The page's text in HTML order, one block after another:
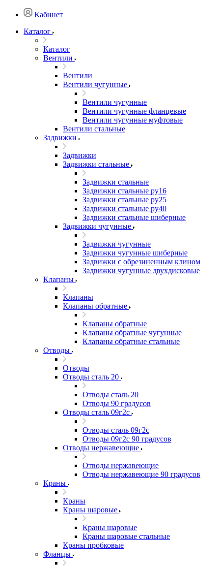
Кабинет
Каталог
Каталог
Вентили
Вентили
Вентили чугунные
Вентили чугунные
Вентили чугунные фланцевые
Вентили чугунные муфтовые
Вентили стальные
Задвижки
Задвижки
Задвижки стальные
Задвижки стальные
Задвижки стальные ру16
Задвижки стальные ру25
Задвижки стальные ру40
Задвижки стальные шиберные
Задвижки чугунные
Задвижки чугунные
Задвижки чугунные шиберные
Задвижки с обрезиненным клином
Задвижки чугунные двухдисковые
Клапаны
Клапаны
Клапаны обратные
Клапаны обратные
Клапаны обратные чугунные
Клапаны обратные стальные
Отводы
Отводы
Отводы сталь 20
Отводы сталь 20
Отводы 90 градусов
Отводы сталь 09г2с
Отводы сталь 09г2с
Отводы 09г2с 90 градусов
Отводы нержавеющие
Отводы нержавеющие
Отводы нержавеющие 90 градусов
Краны
Краны
Краны шаровые
Краны шаровые
Краны шаровые стальные
Краны пробковые
Фланцы